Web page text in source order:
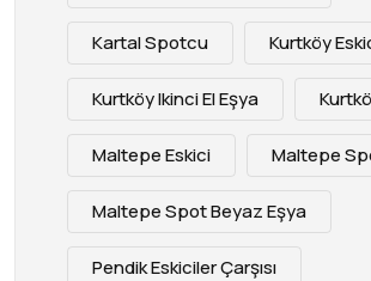
Kartal Spotcu Kurtköy
Kurtköy Ikinci El Eşya
Maltepe Eskici Maltepe
Maltepe Spot Beyaz Eşya
Pendik Eskiciler Çarşısı